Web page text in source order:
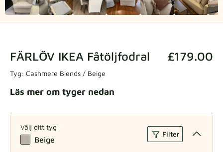
FÄRLÖV IKEA Fåtöljfodral £179.00
Tyg: Cashmere Blends / Beige
Läs mer om tyger nedan
Välj ditt tyg
Beige
Filter